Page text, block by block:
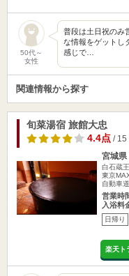
50代～
女性
普段は土日祝のみ
な情報をゲットし
感じで…
関連情報から探す
旬菜湯宿 旅館大忠
4.4点/ 15
宮城県
白石蔵
東京
自動車
営業時
入浴料
日帰り
楽天ト